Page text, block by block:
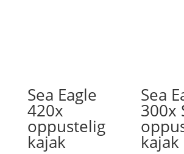
Sea Eagle
420x
oppustelig
kajak
Sea
300x
kajak